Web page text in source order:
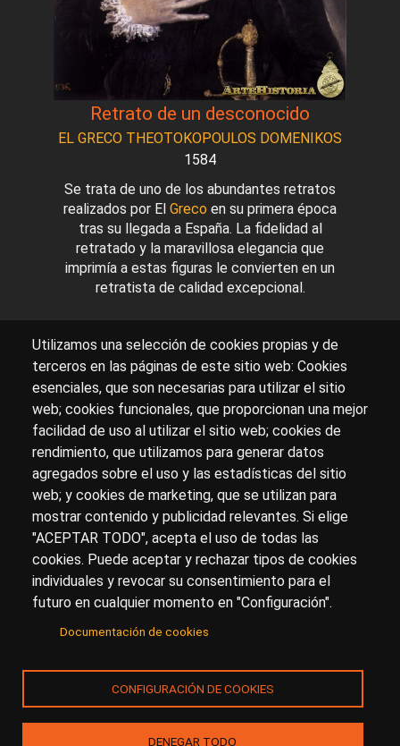
Retrato de un desconocido
EL GRECO THEOTOKOPOULOS DOMENIKOS
1584
Se trata de uno de los abundantes retratos
realizados por El Greco en su primera época
tras su llegada a España. La fidelidad al
retratado y la maravillosa elegancia que
imprimía a estas figuras le convierten en un
retratista de calidad excepcional.
Sobre artehistoria.com
Para ponerte en contacto con nosotros, escríbenos en
el formulario decontacto
Accesibilidad
Aviso Legal Privacidad
Utilizamos una selección de cookies propias y de
terceros en las páginas de este sitio web: Cookies
esenciales, que son necesarias para utilizar el sitio
web; cookies funcionales, que proporcionan una mejor
facilidad de uso al utilizar el sitio web; cookies de
rendimiento, que utilizamos para generar datos
agregados sobre el uso y las estadísticas del sitio
web; y cookies de marketing, que se utilizan para
mostrar contenido y publicidad relevantes. Si elige
"ACEPTAR TODO", acepta el uso de todas las
cookies. Puede aceptar y rechazar tipos de cookies
individuales y revocar su consentimiento para el
futuro en cualquier momento en "Configuración".
Documentación de cookies
CONFIGURACIÓN DE COOKIES
DENEGAR TODO
© Copyright 2017.arteHistoria&Toools, S.Lo sus
licenciantes son los propietarios de todos los derechos
de propiedad intelectual e industrial de:
(a) este sitio web publicado bajo el dominio
(b) todo el material publicado en artehistoria.com
(incluyendo, sin limitación, textos, imágenes, fotografías,
dibujos, música, marcas o logotipos, estructura y diseño
de la composición de cada una de las páginas